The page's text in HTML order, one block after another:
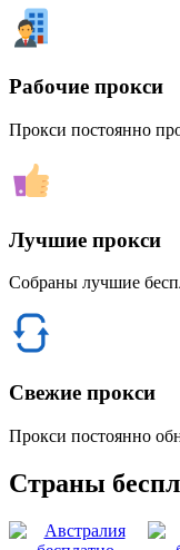
Рабочие прокси
Прокси постоянно
Лучшие прокси
Собраны лучшие
Свежие прокси
Прокси постоянно
Страны